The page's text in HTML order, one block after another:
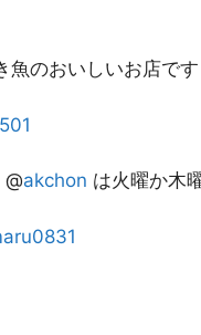
魚のおいしいお店で
akchon は火曜か木